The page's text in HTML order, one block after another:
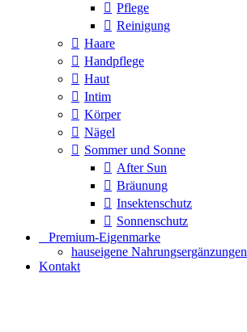
Pflege
Reinigung
Haare
Handpflege
Haut
Intim
Körper
Nägel
Sommer und Sonne
After Sun
Bräunung
Insektenschutz
Sonnenschutz
⠀​Premium-Eigenmarke
hauseigene Nahrungsergänzungen
Kontakt